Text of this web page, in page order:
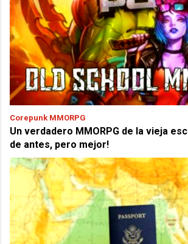
Corepunk MMORPG
Un verdadero MMORPG de la vieja
de antes, pero mejor!